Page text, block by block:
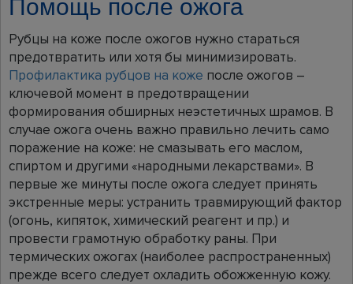
Рубцы на коже после ожогов нужно стараться
предотвратить или хотя бы минимизировать.
Профилактика рубцов на коже после ожогов –
ключевой момент в предотвращении
формирования обширных неэстетичных шрамов. В
случае ожога очень важно правильно лечить само
поражение на коже: не смазывать его маслом,
спиртом и другими «народными лекарствами». В
первые же минуты после ожога следует принять
экстренные меры: устранить травмирующий фактор
(огонь, кипяток, химический реагент и пр.) и
провести грамотную обработку раны. При
термических ожогах (наиболее распространенных)
прежде всего следует охладить обожженную кожу.